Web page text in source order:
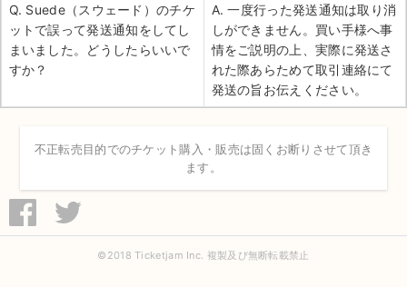
Q. Suede（スウェード）のチケ
ットで誤って発送通知をしてし
まいました。どうしたらいいで
すか？
A. 一度行った発送通知は取り消
しができません。買い手様へ事
情をご説明の上、実際に発送さ
れた際あらためて取引連絡にて
発送の旨お伝えください。
不正転売目的でのチケット購入・販売は固くお断りさせて頂き
ます。
©2018 Ticketjam Inc. 複製及び無断転載禁止